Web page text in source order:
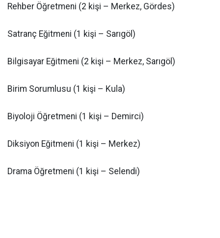
Rehber Öğretmeni (2 kişi – Merkez, Gördes)
Satranç Eğitmeni (1 kişi – Sarıgöl)
Bilgisayar Eğitmeni (2 kişi – Merkez, Sarıgöl)
Birim Sorumlusu (1 kişi – Kula)
Biyoloji Öğretmeni (1 kişi – Demirci)
Diksiyon Eğitmeni (1 kişi – Merkez)
Drama Öğretmeni (1 kişi – Selendi)